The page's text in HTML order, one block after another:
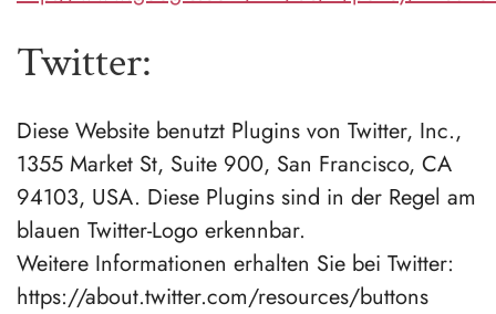
Twitter:
Diese Website benutzt Plugins von Twitter, Inc.,
1355 Market St, Suite 900, San Francisco, CA
94103, USA. Diese Plugins sind in der Regel am
blauen Twitter-Logo erkennbar.
Weitere Informationen erhalten Sie bei Twitter:
https://about.twitter.com/resources/buttons